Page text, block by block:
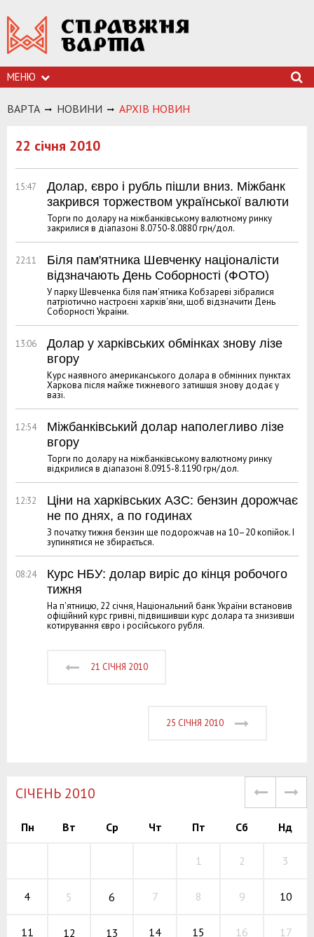
МЕНЮ
ВАРТА НОВИНИ АРХIВ НОВИН
22 січня 2010
15:47
Долар, євро і рубль пішли вниз. Міжбанк
закрився торжеством української валюти
Торги по долару на міжбанківському валютному ринку
закрилися в діапазоні 8.0750-8.0880 грн/дол.
22:11
Біля пам'ятника Шевченку націоналісти
відзначають День Соборності (ФОТО)
У парку Шевченка біля пам'ятника Кобзареві зібралися
патріотично настроєні харків'яни, щоб відзначити День
Соборності України.
13:06
Долар у харківських обмінках знову лізе
вгору
Курс наявного американського долара в обмінних пунктах
Харкова після майже тижневого затишшя знову додає у
вазі.
12:54
Міжбанківський долар наполегливо лізе
вгору
Торги по долару на міжбанківському валютному ринку
відкрилися в діапазоні 8.0915-8.1190 грн/дол.
12:32
Ціни на харківських АЗС: бензин дорожчає
не по днях, а по годинах
З початку тижня бензин ще подорожчав на 10–20 копійок. І
зупинятися не збирається.
08:24
Курс НБУ: долар виріс до кінця робочого
тижня
На п'ятницю, 22 січня, Національний банк України встановив
офіційний курс гривні, підвищивши курс долара та знизивши
котирування євро і російського рубля.
21 СІЧНЯ 2010
25 СІЧНЯ 2010
СІЧЕНЬ 2010
Пн Вт Ср Чт Пт Сб Нд
1 2 3
4 5 6 7 8 9 10
11 12 13 14 15 16 17